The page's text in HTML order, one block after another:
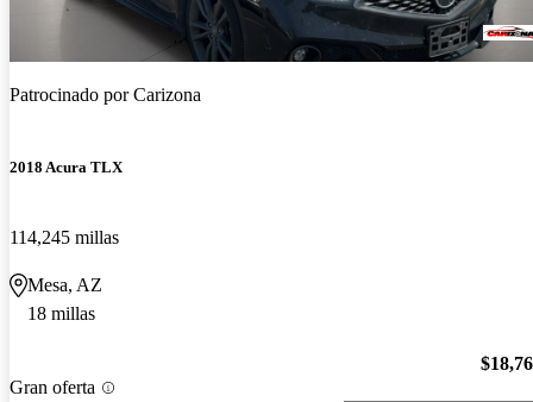
Patrocinado porCarizona
2018 Acura TLX
114,245 millas
Mesa, AZ
18 millas
Gran oferta